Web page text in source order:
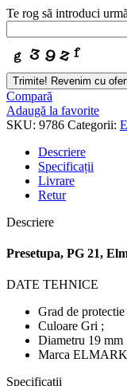
Te rog să introduci
Trimite! Revenim cu
Email
Address *
Compară
Adaugă la favorite
SKU: 9786 Categorii:
Descriere
Specificații
Livrare
Retur
Descriere
Presetupa, PG 21,
DATE TEHNICE
Grad de
Culoare Gri ;
Diametru 19 mm
Marca
Specificații